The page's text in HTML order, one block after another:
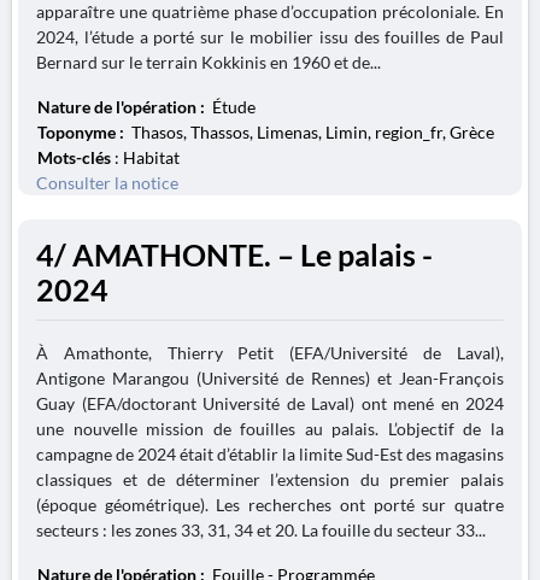
apparaître une quatrième phase d’occupation précoloniale. En
2024, l’étude a porté sur le mobilier issu des fouilles de Paul
Bernard sur le terrain Kokkinis en 1960 et de...
Nature de l'opération : Étude
Toponyme : Thasos, Thassos, Limenas, Limin, region_fr, Grèce
Mots-clés : Habitat
Consulter la notice
4/ AMATHONTE. – Le palais -
2024
À Amathonte, Thierry Petit (EFA/Université de Laval),
Antigone Marangou (Université de Rennes) et Jean-François
Guay (EFA/doctorant Université de Laval) ont mené en 2024
une nouvelle mission de fouilles au palais. L’objectif de la
campagne de 2024 était d’établir la limite Sud-Est des magasins
classiques et de déterminer l’extension du premier palais
(époque géométrique). Les recherches ont porté sur quatre
secteurs : les zones 33, 31, 34 et 20. La fouille du secteur 33...
Nature de l'opération : Fouille - Programmée